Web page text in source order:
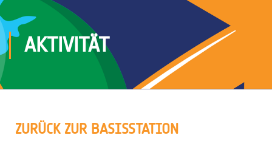
AKTIVITÄT
ZURÜCK ZUR BASISSTATION